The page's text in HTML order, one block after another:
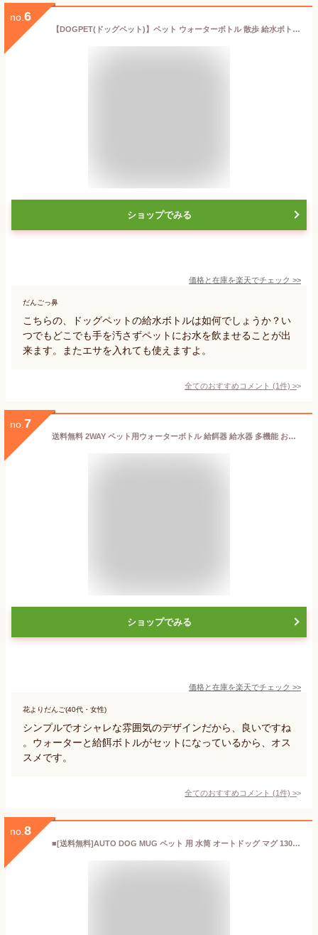
no. 6
【DOGPET(ドッグペット)】ペット ウォーターボトル 散歩 給水ボトル おやつ エサ入れ 犬 外出 旅行 ワンタッチ 水300ml フード100g 活性炭でいつでもおいしい水
ショップでみる
価格と在庫を楽天でチェック >>
だんごっ鼻
こちらの、ドッグペットの給水ボトルは如何でしょうか？い
つでもどこでも手を汚さずペットにお水を飲ませることが出
来ます。またエサを入れても使えますよ。
全てのおすすめコメント (1件) >
no. 7
送料無料 2WAY ペット用ウォーターボトル 給餌器 給水器 多機能 お散歩 旅行 大中小型犬用 猫用 水漏れ防止 水飲みカップ付き ペット水筒 お散歩 旅行 ランニング キャンプ アウトドア用 おやつ 食料 水
ショップでみる
価格と在庫を楽天でチェック >>
花よりだんご(40代・女性)
シンプルでオシャレな雰囲気のデザインだから、良いですね
。ウォーターと給餌ボトルがセットになっているから、オス
スメです。
全てのおすすめコメント (1件) >
no. 8
■[送料無料]AUTO DOG MUG ペット 用 水筒 オートドッグ マグ 1300ml 給水ボトル 皿 給水器 ウォーターボトル 犬 散歩 お散歩グッズ ドライブ 車 ペット用品 ペット 犬用品 猫 日用品 熱中症対策